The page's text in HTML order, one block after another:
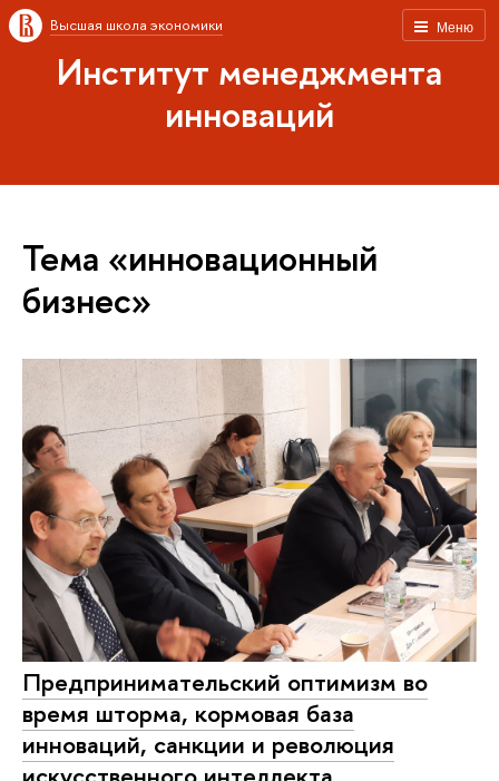
Меню
Высшая школа экономики
Институт менеджмента
инноваций
Тема «инновационный
бизнес»
Предпринимательский оптимизм во
время шторма, кормовая база
инноваций, санкции и революция